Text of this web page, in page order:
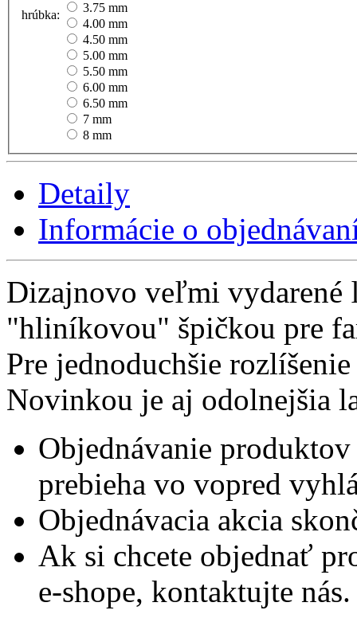
hrúbka:
3.75 mm
4.00 mm
4.50 mm
5.00 mm
5.50 mm
6.00 mm
6.50 mm
7 mm
8 mm
Detaily
Informácie o
Dizajnovo veľmi vydarené
"hliníkovou" špičkou pre
Pre jednoduchšie
Novinkou je aj odolnejšia
Objednávanie
prebieha vo vopred
Objednávacia akcia
Ak si chcete objednať
e-shope, kontaktujte nás.